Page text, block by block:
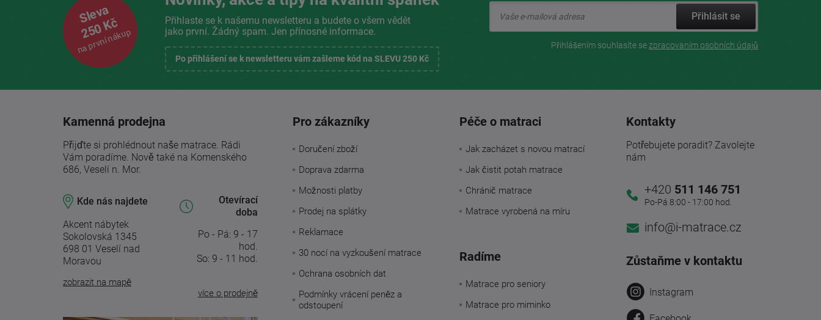
Sleva
250 Kč
na první nákup
Přihlaste se k našemu newsletteru a budete o všem vědět
jako první. Žádný spam. Jen přínosné informace.
Po přihlášení se k newsletteru vám zašleme kód na SLEVU 250 Kč
Přihlásit se
Přihlášením souhlasíte sezpracovaním osobních údajů
Kamenná prodejna
Přijďte si prohlédnout naše matrace. Rádi
Vám poradíme. Nově také na Komenského
686, Veselí n. Mor.
Kde nás najdete
Akcent nábytek
Sokolovská 1345
698 01 Veselí nad
Moravou
zobrazit na mapě
Otevírací
doba
Po - Pá: 9 - 17
hod.
So: 9 - 11 hod.
více o prodejně
Pro zákazníky
Doručení zboží
Doprava zdarma
Možnosti platby
Prodej na splátky
Reklamace
30 nocí na vyzkoušení matrace
Ochrana osobních dat
Podmínky vrácení peněz a
odstoupení
Péče o matraci
Jak zacházet s novou matrací
Jak čistit potah matrace
Chránič matrace
Matrace vyrobená na míru
Radíme
Matrace pro seniory
Matrace pro miminko
Kontakty
Potřebujete poradit? Zavolejte
nám
+420 511 146 751
Po-Pá 8:00 - 17:00 hod.
info@i-matrace.cz
Zůstaňme v kontaktu
Instagram